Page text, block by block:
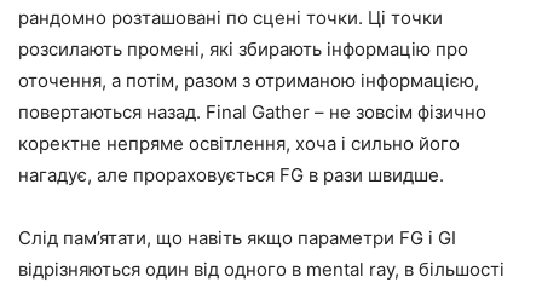
рандомно розташовані по сцені точки. Ці точки
розсилають промені, які збирають інформацію про
оточення, а потім, разом з отриманою інформацією,
повертаються назад. Final Gather – не зовсім фізично
коректне непряме освітлення, хоча і сильно його
нагадує, але прораховується FG в рази швидше.
Слід пам’ятати, що навіть якщо параметри FG і GI
відрізняються один від одного в mental ray, в більшості